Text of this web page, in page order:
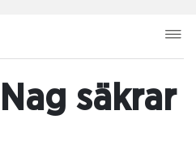
säkrar